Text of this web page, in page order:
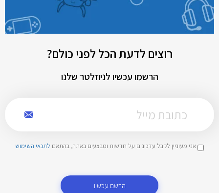
רוצים לדעת הכל לפני כולם?
הרשמו עכשיו לניוזלטר שלנו
אני מעוניין לקבל עדכונים על חדשות ומבצעים באתר, בהתאם לתנאי השימוש
הרשם עכשיו